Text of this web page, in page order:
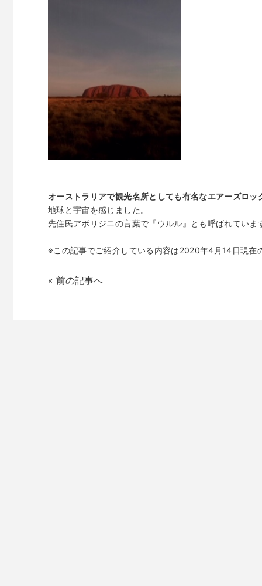
オーストラリアで観光名所としても有名なエアーズロッ
地球と宇宙を感じました。
先住民アボリジニの言葉で『ウルル』とも呼ばれていま
※この記事でご紹介している内容は2020年4月14日現在
« 前の記事へ